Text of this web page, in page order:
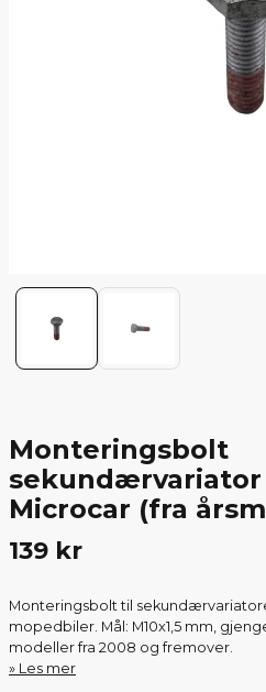
Monteringsbolt
sekundærvariator
Microcar (fra
139 kr
Monteringsbolt til
mopedbiler. Mål: M10x1,5 mm,
modeller fra 2008 og fremover.
Les mer